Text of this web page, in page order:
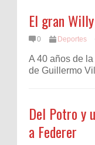
El gran Willy
0 Deportes
A 40 años de
de Guillermo
Del Potro y
a Federer